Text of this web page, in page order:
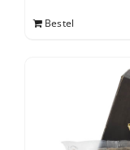
Bestel